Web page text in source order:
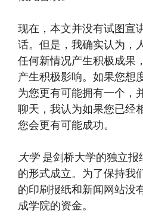
现在，本文并没有试图宣
话。但是，我确实认为，
任何新情况产生积极成果
产生积极影响。如果您想
为您更有可能拥有一个，
聊天，我认为如果您已经
您会更有可能成功。
大学是剑桥大学的独立
的形式成立。为了保持我
的印刷报纸和新闻网站没
成学院的资金。